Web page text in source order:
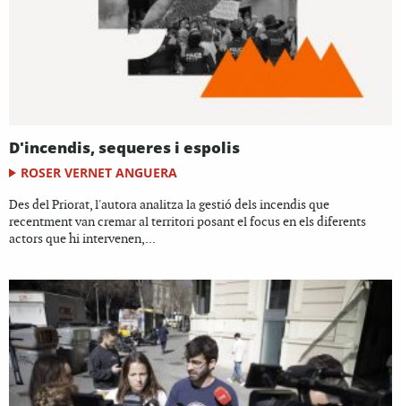
D'incendis, sequeres i espolis
ROSER VERNET ANGUERA
Des del Priorat, l'autora analitza la gestió dels incendis que
recentment van cremar al territori posant el focus en els diferents
actors que hi intervenen,...